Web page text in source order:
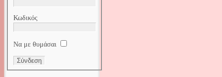
Κωδικός
Να με θυμάσαι